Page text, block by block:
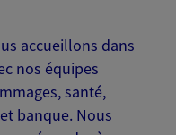
accueillons dans
nos équipes
santé,
banque. Nous